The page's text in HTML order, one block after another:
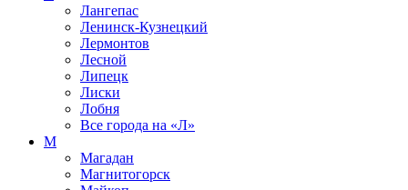
Лангепас
Ленинск-Кузнецкий
Лермонтов
Лесной
Липецк
Лиски
Лобня
Все города на «Л»
М
Магадан
Магнитогорск